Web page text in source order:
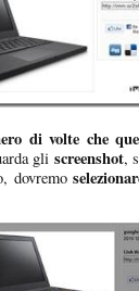
di volte che
gli screenshot,
dovremo